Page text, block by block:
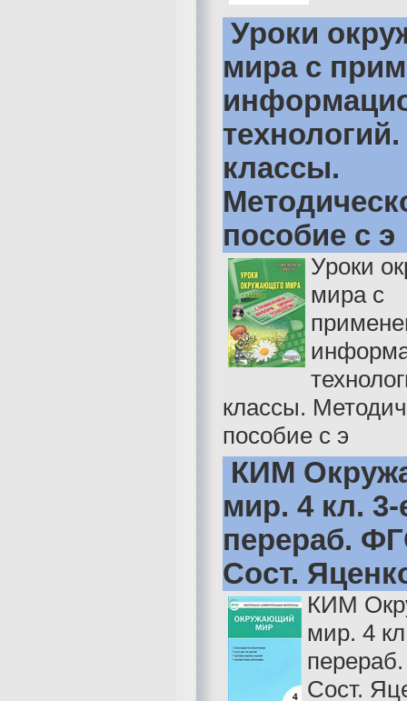
Уроки
мира с
технологий.
классы.
пособие с э
Уроки
мира с
классы.
пособие с э
КИМ
мир. 4 кл. 3-
перераб.
Сост.
КИМ
мир. 4
Сост.